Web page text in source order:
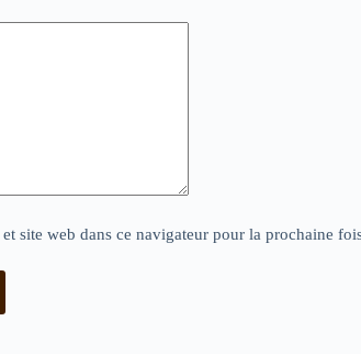
site web dans ce navigateur pour la prochaine